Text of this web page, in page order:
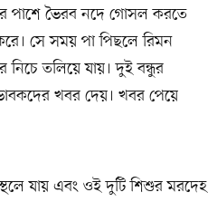
পাশে ভৈরব নদে গোসল করতে
সে সময় পা পিছলে রিমন
তলিয়ে যায়। দুই বন্ধুর
খবর দেয়। খবর পেয়ে
যায় এবং ওই দুটি শিশুর মরদেহ